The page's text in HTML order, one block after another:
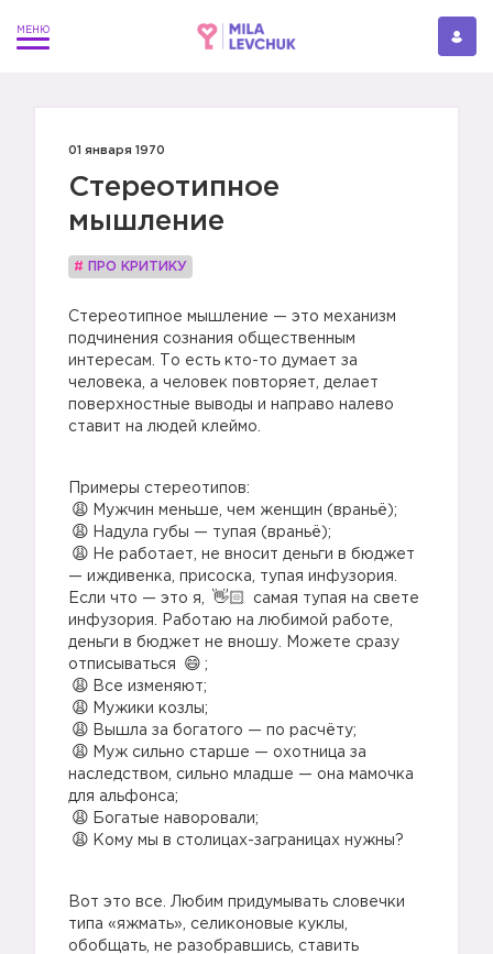
01 января 1970
Стереотипное
мышление
# ПРО КРИТИКУ
Стереотипное мышление — это механизм
подчинения сознания общественным
интересам. То есть кто-то думает за
человека, а человек повторяет, делает
поверхностные выводы и направо налево
ставит на людей клеймо.
Примеры стереотипов:
Мужчин меньше, чем женщин (враньё);
Надула губы — тупая (враньё);
Не работает, не вносит деньги в бюджет
— иждивенка, присоска, тупая инфузория.
Если что — это я,
самая тупая на свете
инфузория. Работаю на любимой работе,
деньги в бюджет не вношу. Можете сразу
отписываться
;
Все изменяют;
Мужики козлы;
Вышла за богатого — по расчёту;
Муж сильно старше — охотница за
наследством, сильно младше — она мамочка
для альфонса;
Богатые наворовали;
Кому мы в столицах-заграницах нужны?
Вот это все. Любим придумывать словечки
типа «яжмать», селиконовые куклы,
обобщать, не разобравшись, ставить